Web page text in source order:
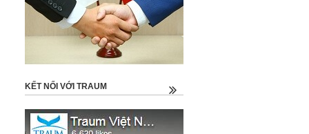
KẾT NỐI VỚI TRAUM